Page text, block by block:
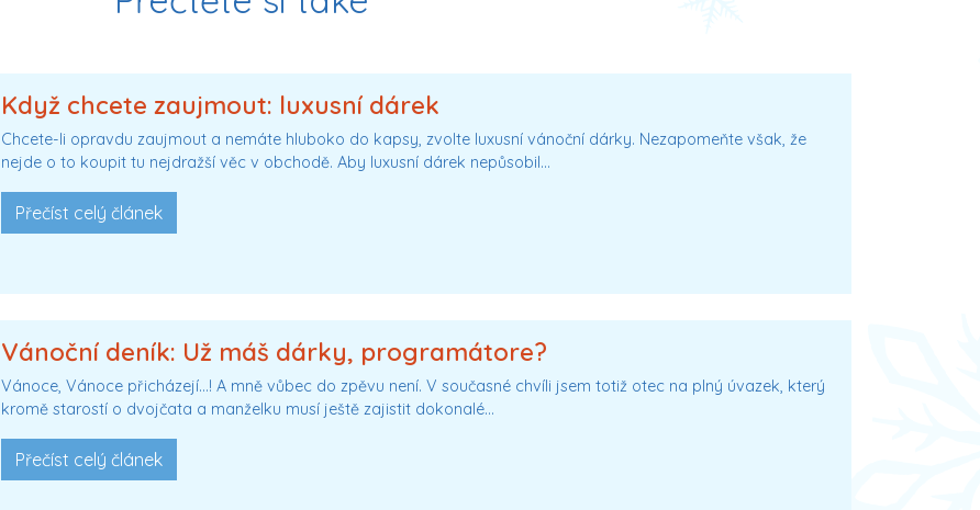
Když chcete zaujmout: luxusní dárek
Chcete-li opravdu zaujmout a nemáte hluboko do kapsy, zvolte luxusní vánoční dárky. Nezapomeňte však, že
nejde o to koupit tu nejdražší věc v obchodě. Aby luxusní dárek nepůsobil…
Přečíst celý článek
Vánoční deník: Už máš dárky, programátore?
Vánoce, Vánoce přicházejí…! A mně vůbec do zpěvu není. V současné chvíli jsem totiž otec na plný úvazek, který
kromě starostí o dvojčata a manželku musí ještě zajistit dokonalé…
Přečíst celý článek